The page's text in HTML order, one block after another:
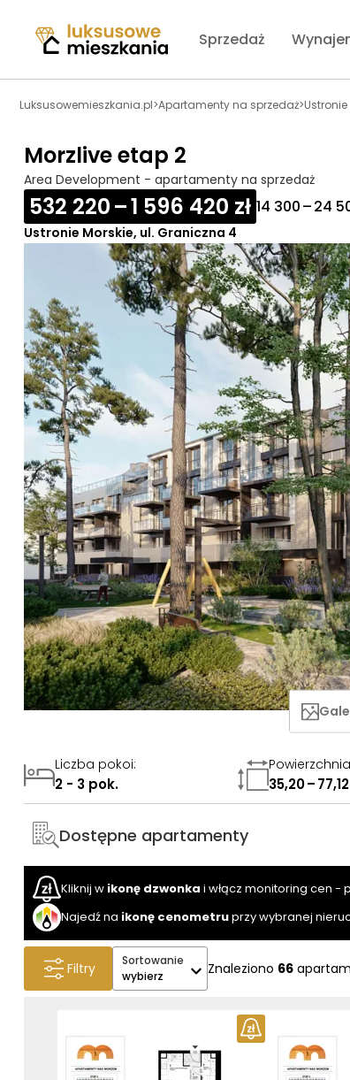
Sprzedaż
Luksusowemieszkania.pl>Apartamenty na sprzedaż>
Morzlive etap 2
Area Development - apartamenty na sprzedaż
532 220 – 1 596 420 zł 14 300 – 24
Ustronie Morskie, ul. Graniczna 4
Liczba pokoi:
2 - 3 pok.
Powierzchnia
35,20 –
Dostępne apartamenty
Kliknij w ikonę dzwonka i włącz monitoring cen -
Najedź na ikonę cenometruprzy wybranej
Filtry
Sortowanie
wybierz
Znaleziono 66